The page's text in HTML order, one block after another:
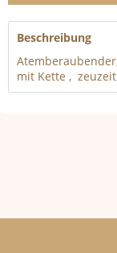
Beschreibung
mit Kette ,